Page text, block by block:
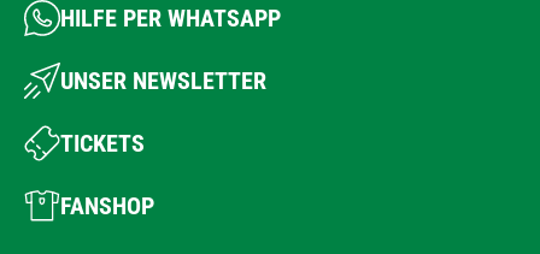
HILFE PER WHATSAPP
UNSER NEWSLETTER
TICKETS
FANSHOP